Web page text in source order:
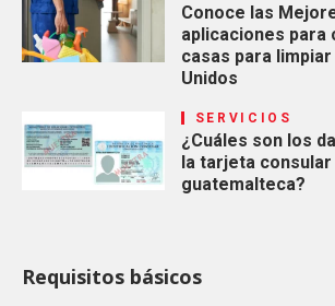
Conoce las
aplicaciones para
casas para
Unidos
SERVICIOS
¿Cuáles son los
la tarjeta consular
guatemalteca?
Requisitos básicos